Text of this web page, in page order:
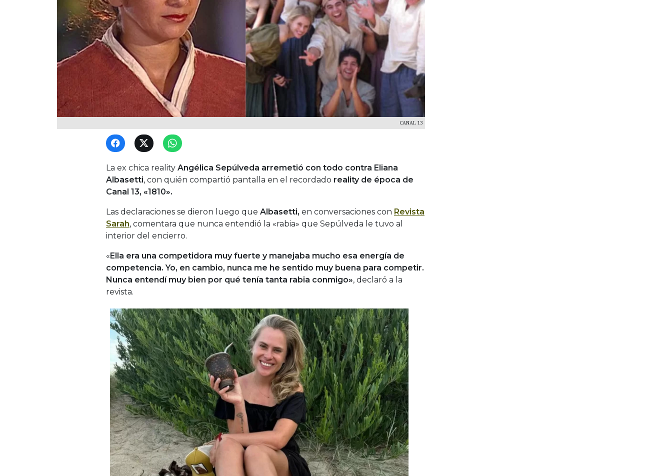
CANAL 13
La ex chica reality Angélica Sepúlveda arremetió con todo contra Eliana
Albasetti, con quién compartió pantalla en el recordado reality de época de
Canal 13, «1810».
Las declaraciones se dieron luego que Albasetti, en conversaciones con Revista
Sarah, comentara que nunca entendió la «rabia» que Sepúlveda le tuvo al
interior del encierro.
«Ella era una competidora muy fuerte y manejaba mucho esa energía de
competencia. Yo, en cambio, nunca me he sentido muy buena para competir.
Nunca entendí muy bien por qué tenía tanta rabia conmigo», declaró a la
revista.